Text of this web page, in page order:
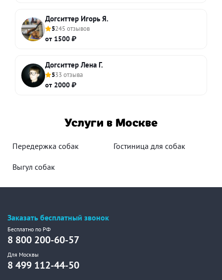
Догситтер Игорь Я.
5245 отзывов
от 1500 ₽
Догситтер Лена Г.
533 отзыва
от 2000 ₽
Услуги в Москве
Передержка собак Гостиница для собак
Выгул собак
Заказать бесплатный звонок
Бесплатно по РФ
8 800 200-60-57
Для Москвы
8 499 112-44-50